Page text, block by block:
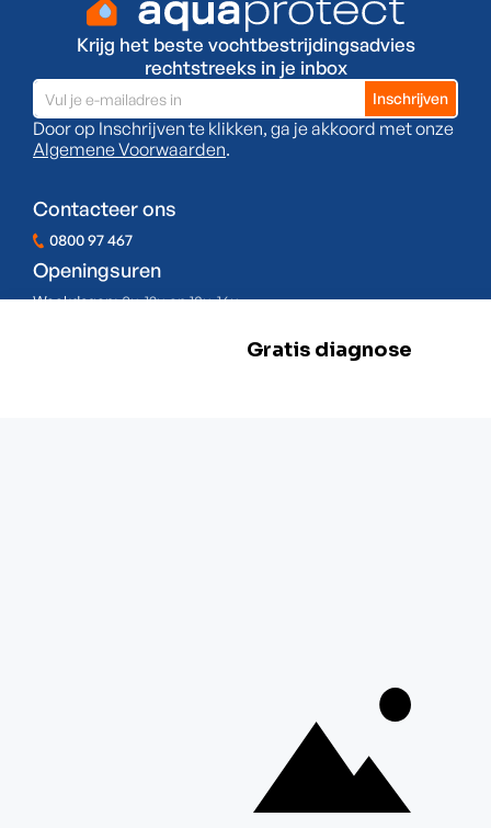
Krijg het beste vochtbestrijdingsadvies
rechtstreeks in je inbox
Door op Inschrijven te klikken, ga je akkoord met onze
Algemene Voorwaarden.
Contacteer ons
0800 97 467
Openingsuren
Weekdagen:8u-12u en 13u-16u